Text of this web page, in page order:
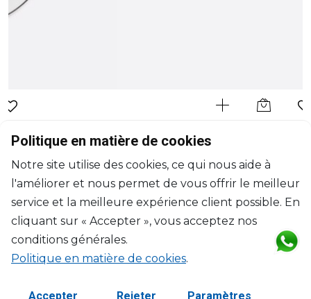
BERNARDAUD
Plat à cake
D: 38cm
$444
Politique en matière de cookies
Notre site utilise des cookies, ce qui nous aide à
l'améliorer et nous permet de vous offrir le meilleur
service et la meilleure expérience client possible. En
cliquant sur « Accepter », vous acceptez nos
conditions générales.
Politique en matière de cookies.
Accepter Rejeter Paramètres